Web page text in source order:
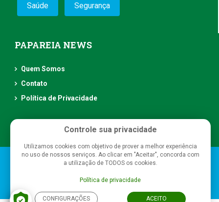
Saúde Segurança
PAPAREIA NEWS
Quem Somos
Contato
Política de Privacidade
Papareia News - Todos os direitos reservados
Controle sua privacidade
Utilizamos cookies com objetivo de prover a melhor experiência
no uso de nossos serviços. Ao clicar em "Aceitar", concorda com
a utilização de TODOS os cookies.
Política de privacidade
CONFIGURAÇÕES ACEITO